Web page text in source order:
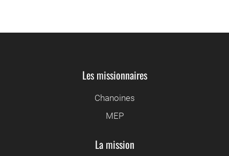
Les missionnaires
Chanoines
MEP
La mission